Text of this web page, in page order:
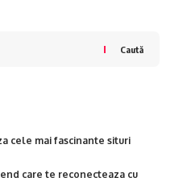
Caută
cele mai fascinante situri
care te reconecteaza cu